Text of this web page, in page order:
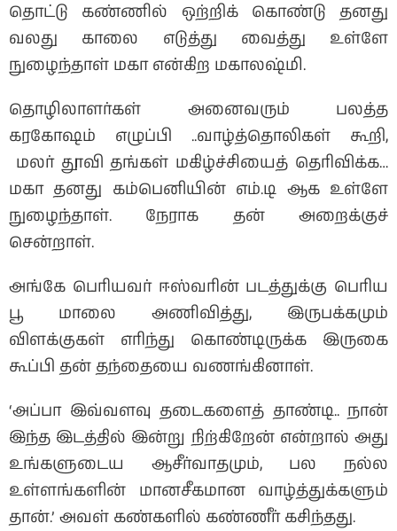
தொட்டு கண்ணில் ஒற்றிக் கொண்டு தனது
வலது காலை எடுத்து வைத்து உள்ளே
நுழைந்தாள் மகா என்கிற மகாலஷ்மி.
தொழிலாளர்கள் அனைவரும் பலத்த
கரகோஷம் எழுப்பி ..வாழ்த்தொலிகள் கூறி,
மலர் தூவி தங்கள் மகிழ்ச்சியைத் தெரிவிக்க…
மகா தனது கம்பெனியின் எம்.டி ஆக உள்ளே
நுழைந்தாள். நேராக தன் அறைக்குச்
சென்றாள்.
அங்கே பெரியவர் ஈஸ்வரின் படத்துக்கு பெரிய
பூ மாலை அணிவித்து, இருபக்கமும்
விளக்குகள் எரிந்து கொண்டிருக்க இருகை
கூப்பி தன் தந்தையை வணங்கினாள்.
‘அப்பா இவ்வளவு தடைகளைத் தாண்டி.. நான்
இந்த இடத்தில் இன்று நிற்கிறேன் என்றால் அது
உங்களுடைய ஆசீர்வாதமும், பல நல்ல
உள்ளங்களின் மானசீகமான வாழ்த்துக்களும்
தான்.’ அவள் கண்களில் கண்ணீர் கசிந்தது.